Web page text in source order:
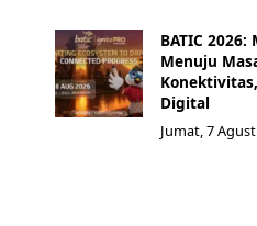
BATIC 2026:
Menuju
Digital
Jumat, 7